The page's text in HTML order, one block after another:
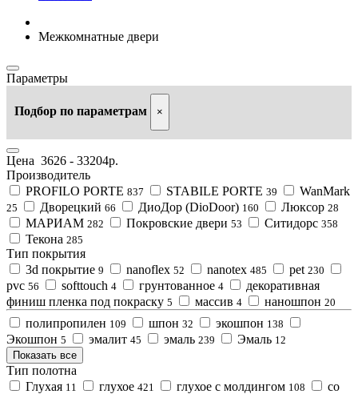
Межкомнатные двери
Параметры
Подбор по параметрам ×
Цена 3626 - 33204р.
Производитель
PROFILO PORTE 837 STABILE PORTE 39 WanMark
25 Дворецкий 66 ДиоДор (DioDoor) 160 Люксор 28
МАРИАМ 282 Покровские двери 53 Ситидорс 358
Текона 285
Тип покрытия
3d покрытие 9 nanoflex 52 nanotex 485 pet 230
pvc 56 softtouch 4 грунтованное 4
декоративная
финиш пленка под покраску 5 массив 4 наношпон 20
полипропилен 109 шпон 32 экошпон 138
Экошпон 5 эмалит 45 эмаль 239 Эмаль 12
Показать все
Тип полотна
Глухая 11 глухое 421 глухое с молдингом 108
со